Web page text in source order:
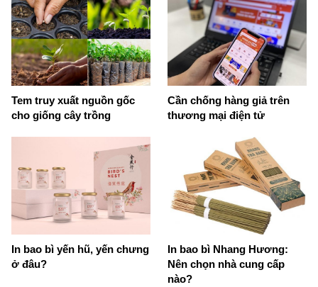
Tem truy xuất nguồn gốc
cho giống cây trồng
Cần chống hàng giả trên
thương mại điện tử
In bao bì yến hũ, yến chưng
ở đâu?
In bao bì Nhang Hương:
Nên chọn nhà cung cấp
nào?